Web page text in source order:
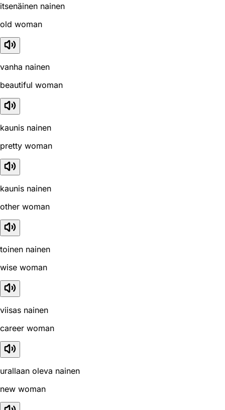
itsenäinen nainen
old woman
vanha nainen
beautiful woman
kaunis nainen
pretty woman
kaunis nainen
other woman
toinen nainen
wise woman
viisas nainen
career woman
urallaan oleva nainen
new woman